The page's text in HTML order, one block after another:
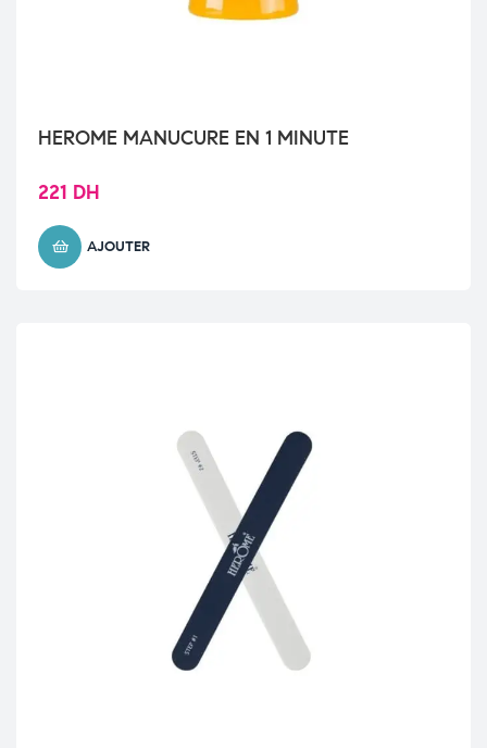
HEROME MANUCURE EN 1 MINUTE
221 DH
AJOUTER